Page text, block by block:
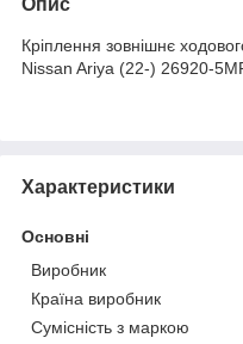
Кріплення зовнішнє
Nissan Ariya (22-) 26920-
Характеристики
Основні
Виробник
Країна виробник
Сумісність з маркою